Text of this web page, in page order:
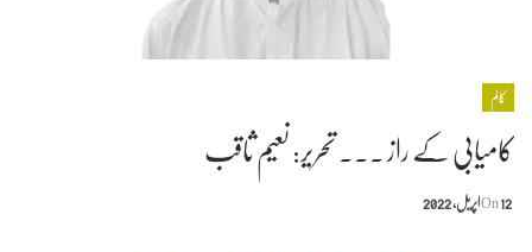
کالم
کامیابی کے راز ۔۔۔ تحریر: نعیم ثاقب
On 12 اپریل, 2022